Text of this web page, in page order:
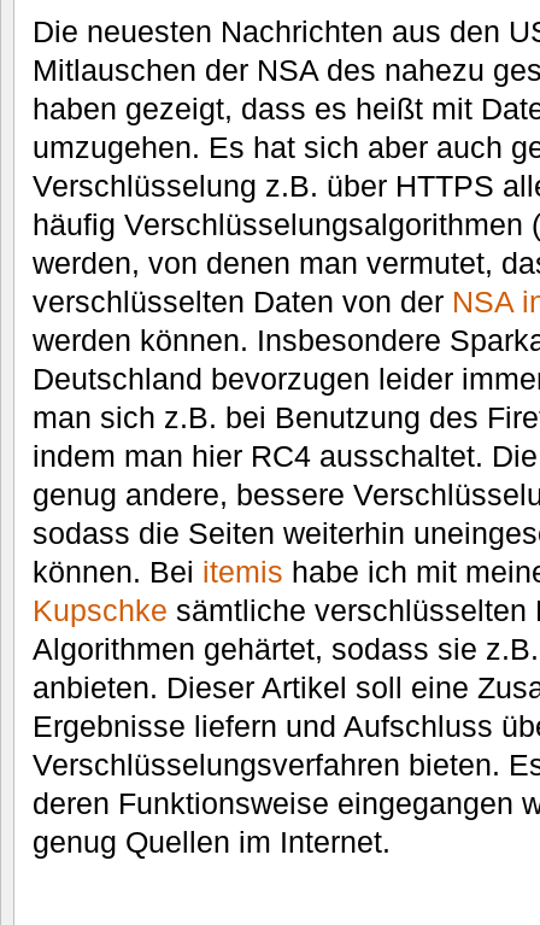
Die neuesten Nachrichten aus den
Mitlauschen der NSA des nahezu
haben gezeigt, dass es heißt mit
umzugehen. Es hat sich aber auch
Verschlüsselung z.B. über HTTPS
häufig Verschlüsselungsalgorithmen
werden, von denen man vermutet,
verschlüsselten Daten von der NSA
werden können. Insbesondere
Deutschland bevorzugen leider
man sich z.B. bei Benutzung des
indem man hier RC4 ausschaltet.
genug andere, bessere
sodass die Seiten weiterhin
können. Bei itemis habe ich mit
Kupschke sämtliche verschlüsselten
Algorithmen gehärtet, sodass sie
anbieten. Dieser Artikel soll eine
Ergebnisse liefern und Aufschluss
Verschlüsselungsverfahren bieten.
deren Funktionsweise eingegangen
genug Quellen im Internet.